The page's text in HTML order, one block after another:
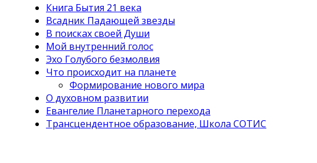
Книга Бытия 21 века
Всадник Падающей звезды
В поисках своей Души
Мой внутренний голос
Эхо Голубого безмолвия
Что происходит на планете
Формирование нового мира
О духовном развитии
Евангелие Планетарного перехода
Трансцендентное образование, Школа СОТИС